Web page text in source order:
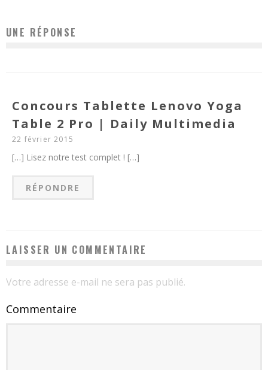
UNE RÉPONSE
Concours Tablette Lenovo Yoga
Table 2 Pro | Daily Multimedia
22 février 2015
[…] Lisez notre test complet ! […]
RÉPONDRE
LAISSER UN COMMENTAIRE
Votre adresse e-mail ne sera pas publié.
Commentaire